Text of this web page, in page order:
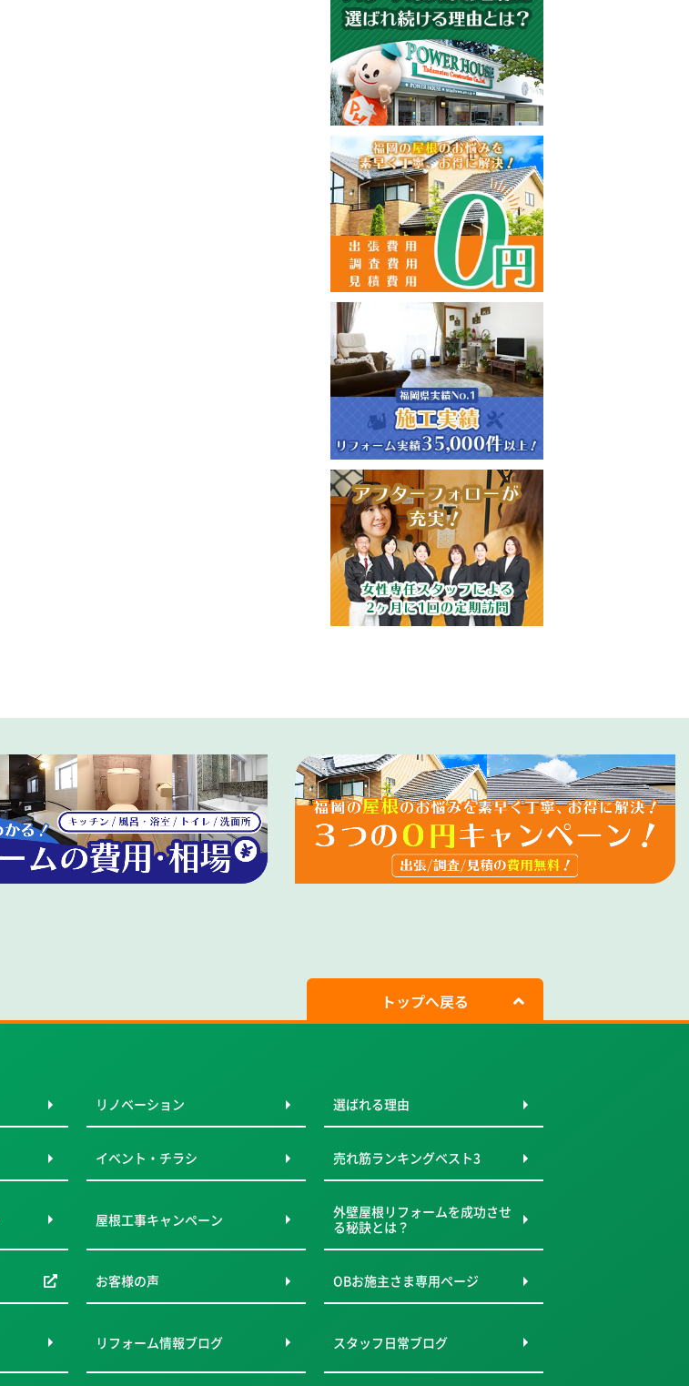
リノベーション 選ばれる理由
イベント・チラシ 売れ筋ランキングベスト3
屋根工事キャンペーン
外壁屋根リフォームを成功させ
る秘訣とは？
お客様の声 OBお施主さま専用ページ
リフォーム情報ブログ スタッフ日常ブログ
トップへ戻る